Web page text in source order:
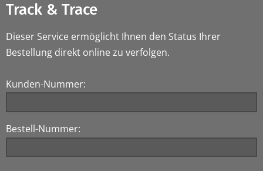
Track & Trace
Dieser Service ermöglicht Ihnen den Status Ihrer
Bestellung direkt online zu verfolgen.
Kunden-Nummer:
Bestell-Nummer: